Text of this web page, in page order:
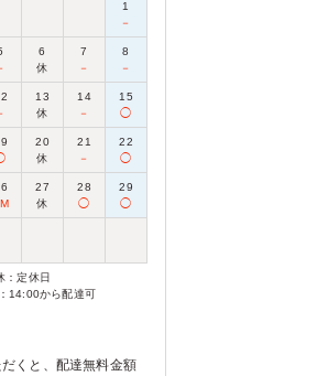
1
－
6
休
7
－
8
－
13
休
14
－
15
◯
20
休
21
－
22
◯
27
休
28
◯
29
◯
：定休日
14:00から配達可
くと、配達無料金額